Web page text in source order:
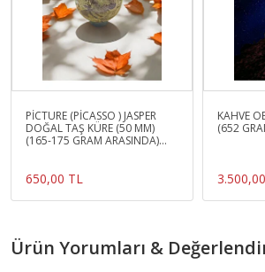
PİCTURE (PİCASSO ) JASPER
DOĞAL TAŞ KÜRE (50 MM)
(165-175 GRAM ARASINDA)
650,00 TL
KAHVE
(652
Ürün Yorumları &